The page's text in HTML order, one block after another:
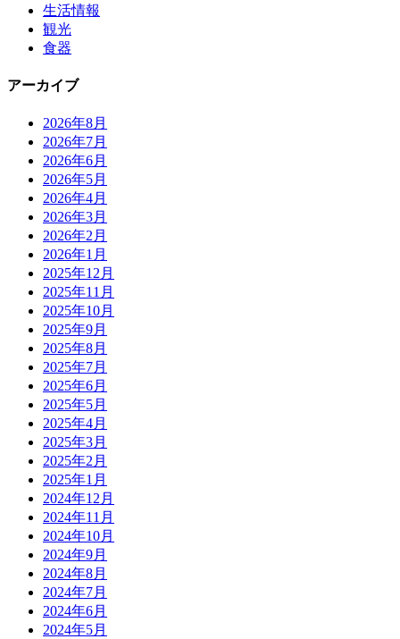
生活情報
観光
食器
アーカイブ
2026年8月
2026年7月
2026年6月
2026年5月
2026年4月
2026年3月
2026年2月
2026年1月
2025年12月
2025年11月
2025年10月
2025年9月
2025年8月
2025年7月
2025年6月
2025年5月
2025年4月
2025年3月
2025年2月
2025年1月
2024年12月
2024年11月
2024年10月
2024年9月
2024年8月
2024年7月
2024年6月
2024年5月